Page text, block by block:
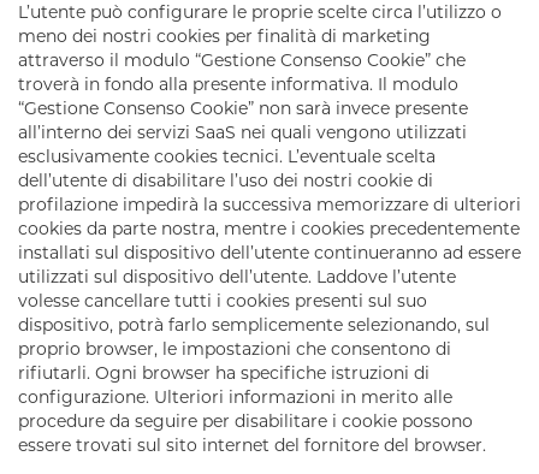
L’utente può configurare le proprie scelte circa l’utilizzo o
meno dei nostri cookies per finalità di marketing
attraverso il modulo “Gestione Consenso Cookie” che
troverà in fondo alla presente informativa. Il modulo
“Gestione Consenso Cookie” non sarà invece presente
all’interno dei servizi SaaS nei quali vengono utilizzati
esclusivamente cookies tecnici. L’eventuale scelta
dell’utente di disabilitare l’uso dei nostri cookie di
profilazione impedirà la successiva memorizzare di ulteriori
cookies da parte nostra, mentre i cookies precedentemente
installati sul dispositivo dell’utente continueranno ad essere
utilizzati sul dispositivo dell’utente. Laddove l’utente
volesse cancellare tutti i cookies presenti sul suo
dispositivo, potrà farlo semplicemente selezionando, sul
proprio browser, le impostazioni che consentono di
rifiutarli. Ogni browser ha specifiche istruzioni di
configurazione. Ulteriori informazioni in merito alle
procedure da seguire per disabilitare i cookie possono
essere trovati sul sito internet del fornitore del browser.